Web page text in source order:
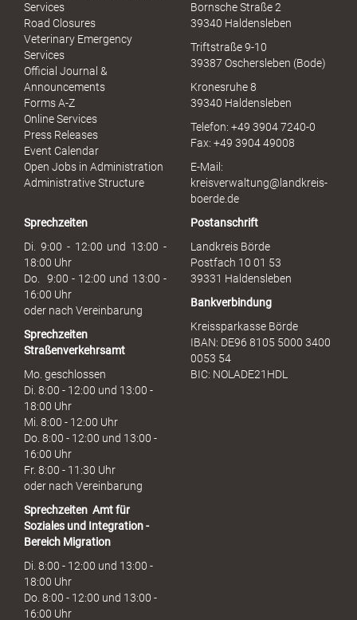
u
h
Services
Road Closures
Veterinary Emergency
Services
Official Journal &
Announcements
Forms A-Z
Online Services
Press Releases
Event Calendar
Open Jobs in Administration
Administrative Structure
Bornsche Straße 2
39340 Haldensleben
Triftstraße 9-10
39387 Oschersleben (Bode)
Kronesruhe 8
39340 Haldensleben
Telefon: +49 3904 7240-0
Fax: +49 3904 49008
E-Mail:
kreisverwaltung@landkreis-
boerde.de
Sprechzeiten
Di. 9:00 - 12:00 und 13:00 -
18:00 Uhr
Do. 9:00 - 12:00 und 13:00 -
16:00 Uhr
oder nach Vereinbarung
Sprechzeiten
Straßenverkehrsamt
Mo. geschlossen
Di. 8:00 - 12:00 und 13:00 -
18:00 Uhr
Mi. 8:00 - 12:00 Uhr
Do. 8:00 - 12:00 und 13:00 -
16:00 Uhr
Fr. 8:00 - 11:30 Uhr
oder nach Vereinbarung
Sprechzeiten Amt für
Soziales und Integration -
Bereich Migration
Di. 8:00 - 12:00 und 13:00 -
18:00 Uhr
Do. 8:00 - 12:00 und 13:00 -
16:00 Uhr
Postanschrift
Landkreis Börde
Postfach 10 01 53
39331 Haldensleben
Bankverbindung
Kreissparkasse Börde
IBAN: DE96 8105 5000 3400
0053 54
BIC: NOLADE21HDL